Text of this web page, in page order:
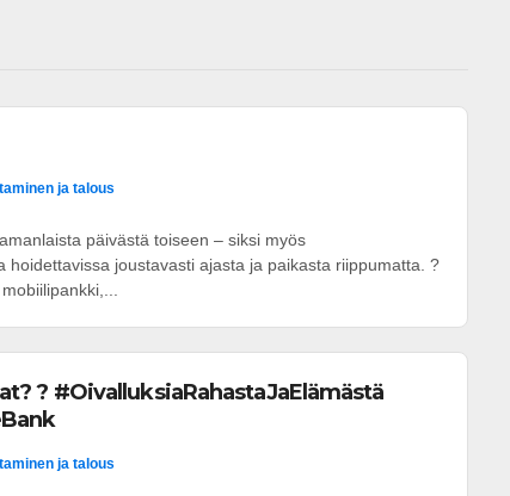
ja talous
päivästä toiseen – siksi myös
hoidettavissa joustavasti ajasta ja paikasta riippumatta. ?
? #OivalluksiaRahastaJaElämästä
ja talous